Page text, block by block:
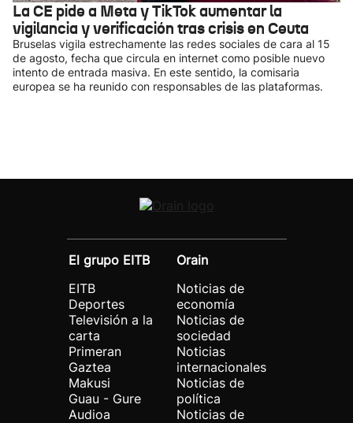
La CE pide a Meta y TikTok aumentar la
vigilancia y verificación tras crisis en Ceuta
Bruselas vigila estrechamente las redes sociales de cara al 15
de agosto, fecha que circula en internet como posible nuevo
intento de entrada masiva. En este sentido, la comisaria
europea se ha reunido con responsables de las plataformas.
El grupo EITB
EITB
Deportes
Televisión a la
carta
Primeran
Gaztea
Makusi
Guau - Gure
Audioa
Orain
Noticias de
economía
Noticias de
sociedad
Noticias
internacionales
Noticias de
política
Noticias de